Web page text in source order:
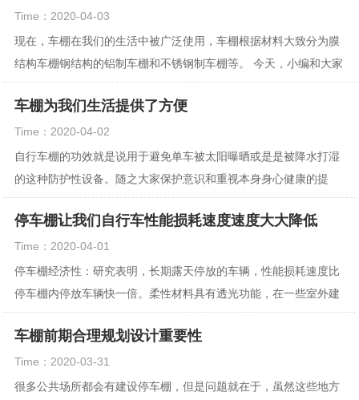
Time：2020-04-03
现在，车棚在我们的生活中被广泛使用，车棚根据材料大致分为膜
结构车棚钢结构的铝制车棚和不锈钢制车棚等。 今天，小编和大家
一起讨论关于车棚顶棚的材料有什么分类吗？ ...
车棚为我们生活提供了方便
Time：2020-04-02
自行车棚的功效就是说用于避免单车被太阳曝晒或是是被降水打湿
的这种防护性设备。随之大家保护意识和重视本身身心健康的提
升，也有就是现在电瓶车在人们日常生活也普及化了...
停车棚让我们自行车性能损耗速度速度大大降低
Time：2020-04-01
停车棚经济性：研究表明，长期露天停放的车辆，性能损耗速度比
停车棚内停放车辆快一倍。柔性材料具有透光功能，在一些室外建
筑和环境小品中有了广泛的应用。正是由于这一特...
车棚前期合理规划设计重要性
Time：2020-03-31
很多公共场所都会有建设停车棚，但是问题就在于，虽然这些地方